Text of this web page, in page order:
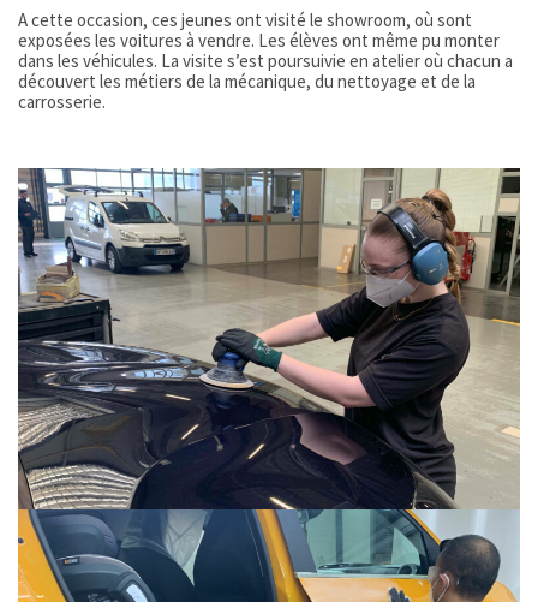
A cette occasion, ces jeunes ont visité le showroom, où sont
exposées les voitures à vendre. Les élèves ont même pu monter
dans les véhicules. La visite s’est poursuivie en atelier où chacun a
découvert les métiers de la mécanique, du nettoyage et de la
carrosserie.